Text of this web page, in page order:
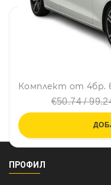
€50.74 /
ПРОФИЛ